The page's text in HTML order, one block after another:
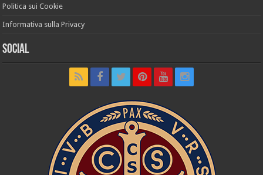
Politica sui Cookie
Informativa sulla Privacy
Social